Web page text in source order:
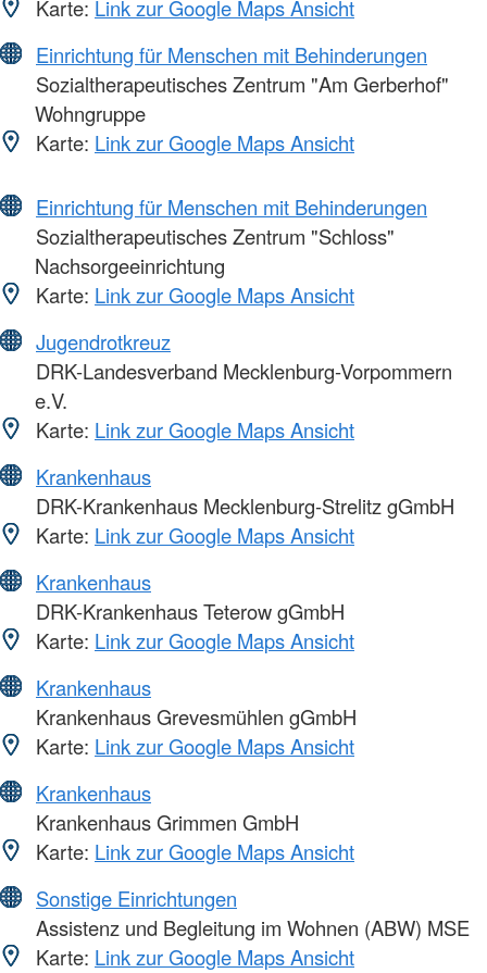
Karte: Link zur Google Maps Ansicht
Einrichtung für Menschen mit Behinderungen
Sozialtherapeutisches Zentrum "Am Gerberhof"
Wohngruppe
Karte: Link zur Google Maps Ansicht
Einrichtung für Menschen mit Behinderungen
Sozialtherapeutisches Zentrum "Schloss"
Nachsorgeeinrichtung
Karte: Link zur Google Maps Ansicht
Jugendrotkreuz
DRK-Landesverband Mecklenburg-Vorpommern
e.V.
Karte: Link zur Google Maps Ansicht
Krankenhaus
DRK-Krankenhaus Mecklenburg-Strelitz gGmbH
Karte: Link zur Google Maps Ansicht
Krankenhaus
DRK-Krankenhaus Teterow gGmbH
Karte: Link zur Google Maps Ansicht
Krankenhaus
Krankenhaus Grevesmühlen gGmbH
Karte: Link zur Google Maps Ansicht
Krankenhaus
Krankenhaus Grimmen GmbH
Karte: Link zur Google Maps Ansicht
Sonstige Einrichtungen
Assistenz und Begleitung im Wohnen (ABW) MSE
Karte: Link zur Google Maps Ansicht